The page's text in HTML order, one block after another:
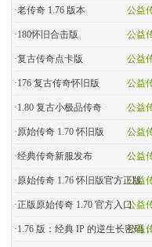
公益
·老传奇 1.76 版本
公益
·180怀旧合击版
公益
·复古传奇点卡版
公益
·176 复古传奇怀旧版
公益
·1.80 复古小极品传奇
公益
·原始传奇 1.70 怀旧版
公益
·经典传奇新服发布
公益
·原始传奇 1.76 怀旧版官方正版
公益
·正版原始传奇 1.70 官方入口
公益
·1.76 版：经典 IP 的逆生长密码